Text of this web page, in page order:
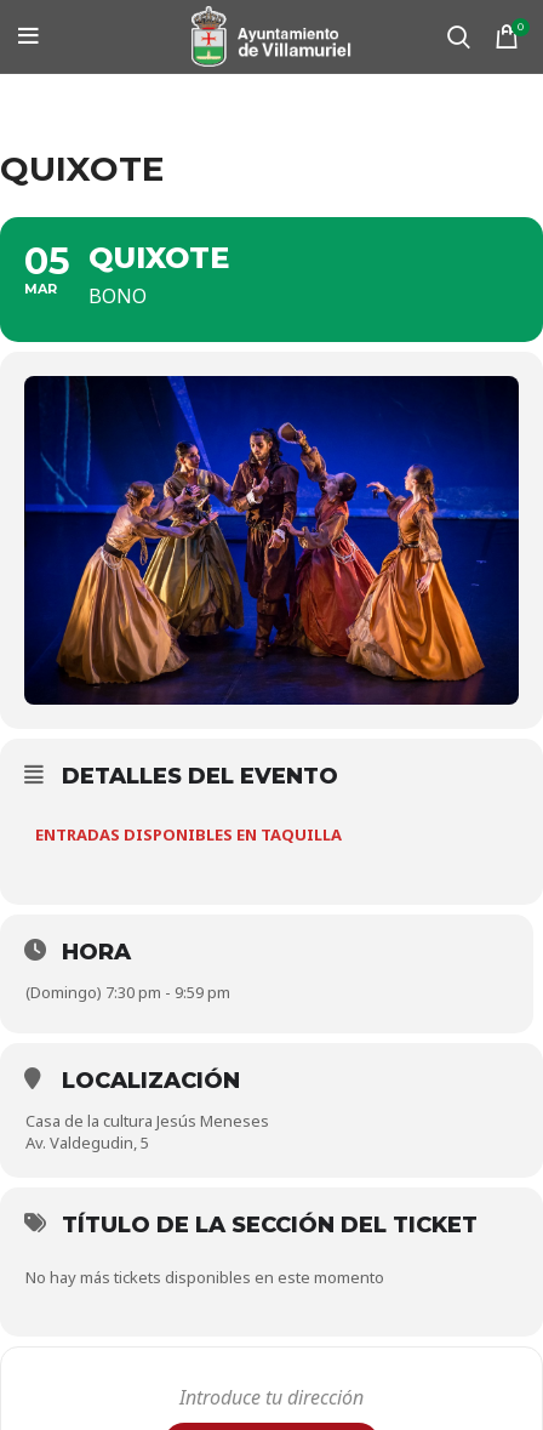
0
QUIXOTE
05
MAR
QUIXOTE
BONO
DETALLES DEL EVENTO
ENTRADAS DISPONIBLES EN TAQUILLA
HORA
(Domingo) 7:30 pm - 9:59 pm
LOCALIZACIÓN
Casa de la cultura Jesús Meneses
Av. Valdegudin, 5
TÍTULO DE LA SECCIÓN DEL TICKET
No hay más tickets disponibles en este momento